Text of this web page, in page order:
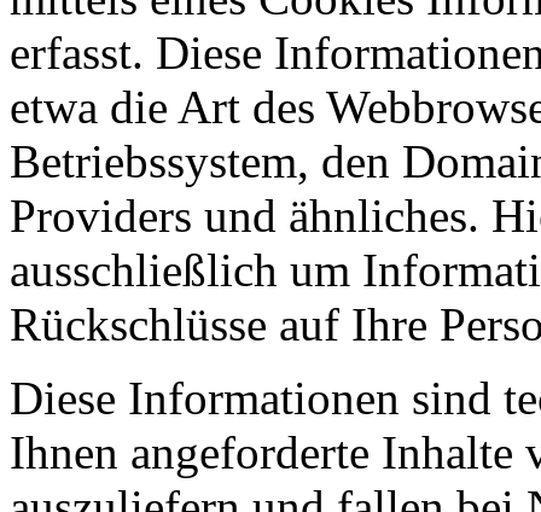
erfasst. Diese
etwa die Art des
Betriebssystem, den
Providers und ähnliches.
ausschließlich um
Rückschlüsse auf Ihre
Diese Informationen sind
Ihnen angeforderte Inhalte